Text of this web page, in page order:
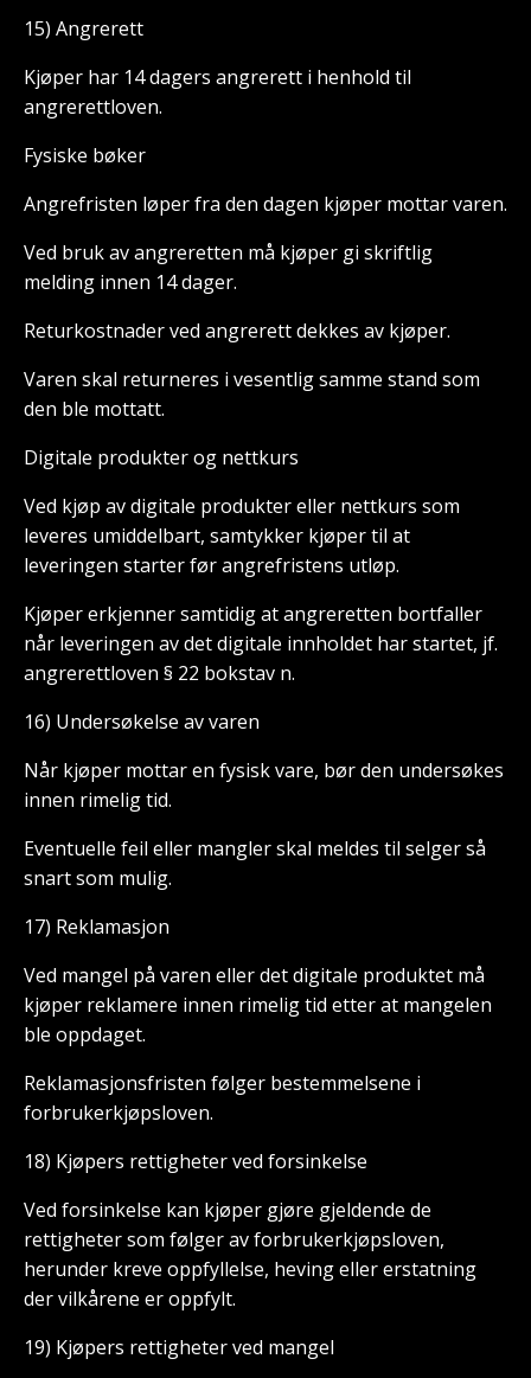
15) Angrerett
Kjøper har 14 dagers angrerett i henhold til
angrerettloven.
Fysiske bøker
Angrefristen løper fra den dagen kjøper mottar varen.
Ved bruk av angreretten må kjøper gi skriftlig
melding innen 14 dager.
Returkostnader ved angrerett dekkes av kjøper.
Varen skal returneres i vesentlig samme stand som
den ble mottatt.
Digitale produkter og nettkurs
Ved kjøp av digitale produkter eller nettkurs som
leveres umiddelbart, samtykker kjøper til at
leveringen starter før angrefristens utløp.
Kjøper erkjenner samtidig at angreretten bortfaller
når leveringen av det digitale innholdet har startet, jf.
angrerettloven § 22 bokstav n.
16) Undersøkelse av varen
Når kjøper mottar en fysisk vare, bør den undersøkes
innen rimelig tid.
Eventuelle feil eller mangler skal meldes til selger så
snart som mulig.
17) Reklamasjon
Ved mangel på varen eller det digitale produktet må
kjøper reklamere innen rimelig tid etter at mangelen
ble oppdaget.
Reklamasjonsfristen følger bestemmelsene i
forbrukerkjøpsloven.
18) Kjøpers rettigheter ved forsinkelse
Ved forsinkelse kan kjøper gjøre gjeldende de
rettigheter som følger av forbrukerkjøpsloven,
herunder kreve oppfyllelse, heving eller erstatning
der vilkårene er oppfylt.
19) Kjøpers rettigheter ved mangel